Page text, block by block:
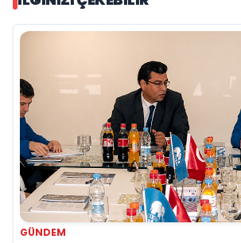
GÜNDEM